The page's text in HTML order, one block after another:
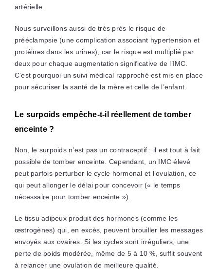
artérielle.
Nous surveillons aussi de très près le risque de
prééclampsie (une complication associant hypertension et
protéines dans les urines), car le risque est multiplié par
deux pour chaque augmentation significative de l’IMC.
C’est pourquoi un suivi médical rapproché est mis en place
pour sécuriser la santé de la mère et celle de l’enfant.
Le surpoids empêche-t-il réellement de tomber
enceinte ?
Non, le surpoids n’est pas un contraceptif : il est tout à fait
possible de tomber enceinte. Cependant, un IMC élevé
peut parfois perturber le cycle hormonal et l’ovulation, ce
qui peut allonger le délai pour concevoir (« le temps
nécessaire pour tomber enceinte »).
Le tissu adipeux produit des hormones (comme les
œstrogènes) qui, en excès, peuvent brouiller les messages
envoyés aux ovaires. Si les cycles sont irréguliers, une
perte de poids modérée, même de 5 à 10 %, suffit souvent
à relancer une ovulation de meilleure qualité.